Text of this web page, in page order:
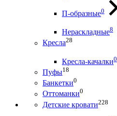
П-образные0
Нераскладные8
Кресла28
Кресла-качалки0
Пуфы18
Банкетки0
Оттоманки0
Детские кровати228